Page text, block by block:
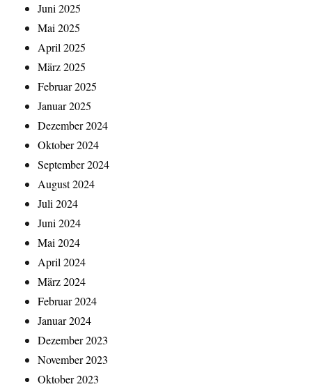
Juni 2025
Mai 2025
April 2025
März 2025
Februar 2025
Januar 2025
Dezember 2024
Oktober 2024
September 2024
August 2024
Juli 2024
Juni 2024
Mai 2024
April 2024
März 2024
Februar 2024
Januar 2024
Dezember 2023
November 2023
Oktober 2023